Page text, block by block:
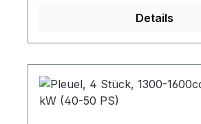
Details